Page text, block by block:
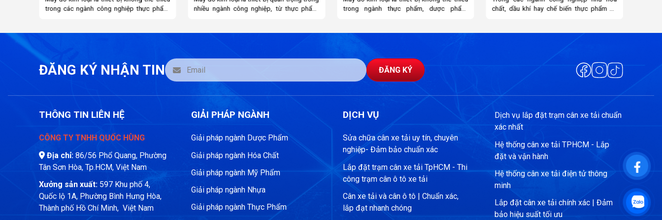
còn
trên
nhiều ngành công nghiệp, từ thực phẩm,
dụng máy dò kim loại và hướng dẫn cách
tránh để đảm bảo hoạt động hiệu quả.
trong ngành thực phẩm, dược phẩm,
độ tin cậy cao. Dưới đây là 5 tiêu chí quan
trọng bạn cần biết trước khi đầu tư.
chất, dầu khí hay chế biến thực phẩm dễ
thiết bị cân an toàn và hiệu quả, Minebea
Intec đã nâng cấp dòng cân chống cháy nổ,
cao và tiêu chuẩn an toàn nghiêm ngặt,
giúp doanh nghiệp vận hành trong môi
trường nguy hiểm một cách tối ưu.
ĐĂNG KÝ NHẬN TIN ĐĂNG KÝ
THÔNG TIN LIÊN HỆ
CÔNG TY TNHH QUỐC HÙNG
Địa chỉ: 86/56 Phổ Quang, Phường
Tân Sơn Hòa, Tp.HCM, Việt Nam
Xưởng sản xuất: 597 Khu phố 4,
Quốc lộ 1A, Phường Bình Hưng Hòa,
Thành phố Hồ Chí Minh, Việt Nam
GIẢI PHÁP NGÀNH
Giải pháp ngành Dược Phẩm
Giải pháp ngành Hóa Chất
Giải pháp ngành Mỹ Phẩm
Giải pháp ngành Nhựa
Giải pháp ngành Thực Phẩm
DỊCH VỤ
Sửa chữa cân xe tải uy tín, chuyên
nghiệp- Đảm bảo chuẩn xác
Lắp đặt trạm cân xe tải TpHCM - Thi
công trạm cân ô tô xe tải
Cân xe tải và cân ô tô | Chuẩn xác,
lắp đạt nhanh chóng
Dịch vụ lắp đặt trạm cân xe tải chuẩn
xác nhất
Hệ thống cân xe tải TPHCM - Lắp
đặt và vận hành
Hệ thống cân xe tải điện tử thông
minh
Lắp đặt cân xe tải chính xác | Đảm
bảo hiệu suất tối ưu